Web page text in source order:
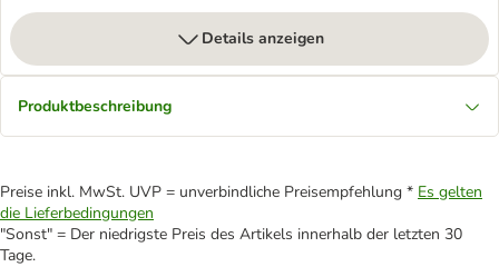
Details anzeigen
Produktbeschreibung
Preise inkl. MwSt. UVP = unverbindliche Preisempfehlung * Es gelten
die Lieferbedingungen
"Sonst" = Der niedrigste Preis des Artikels innerhalb der letzten 30
Tage.